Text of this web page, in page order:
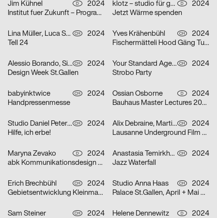
Jim Kühnel D
2024
Institut fuer Zukunft – Programmplakate
klotz – studio für gestaltung D
2024
Jetzt Wärme spenden
Lina Müller, Luca Schenardi, Wietlisbach Sophie CH
2024
Tell 24
Yves Krähenbühl CH
2024
Fischermätteli Hood Gäng Turbo-Tour
Alessio Borando, Sino Borando CH
2024
Design Week St.Gallen
Your Standard Agency CH
2024
Strobo Party
babyinktwice CH
2024
Handpressenmesse
Ossian Osborne D
2024
Bauhaus Master Lectures 2024
Studio Daniel Peter, Alice Kolb CH
2024
Hilfe, ich erbe!
Alix Debraine, Martial Grin CH
2024
Lausanne Underground Film & Music Festival (LUFF) 2024
Maryna Zevako D
2024
abk Kommunikationsdesign Workshops
Anastasia Temirkhan CH
2024
Jazz Waterfall
Erich Brechbühl CH
2024
Gebietsentwicklung Kleinmatt-/Bireggstrasse
Studio Anna Haas CH
2024
Palace St.Gallen, April + Mai 2024
Sam Steiner CH
2024
Helene Dennewitz D
2024